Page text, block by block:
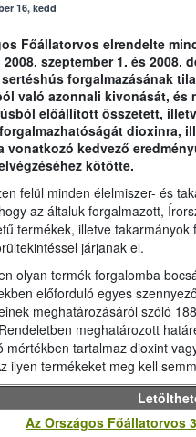
16, kedd
Főállatorvos elrendelte
2008. szeptember 1. és 2008.
forgalmazásának
való azonnali kivonását, és
előállított összetett,
dioxinra,
vonatkozó kedvező
kötötte.
felül minden élelmiszer- és
az általuk forgalmazott,
termékek, illetve takarmányok
járjanak el.
olyan termék forgalomba
előforduló egyes
meghatározásáról szóló
meghatározott
mértékben tartalmaz dioxint
ilyen termékeket meg kell
Az Országos Főállatorvos